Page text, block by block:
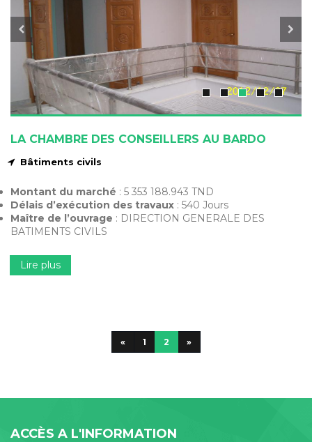
LA CHAMBRE DES CONSEILLERS AU BARDO
Bâtiments civils
Montant du marché : 5 353 188.943 TND
Délais d’exécution des travaux : 540 Jours
Maître de l’ouvrage : DIRECTION GENERALE DES
BATIMENTS CIVILS
Lire plus
« 1 2 »
ACCÈS A L'INFORMATION